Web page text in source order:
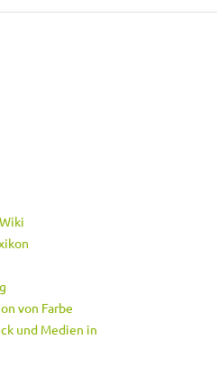
von Farbe
und Medien in